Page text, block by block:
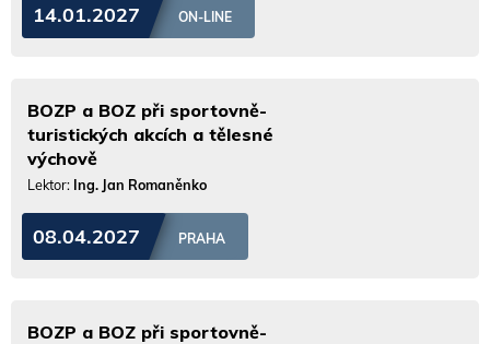
14.01.2027 ON-LINE
BOZP a BOZ při sportovně-
turistických akcích a tělesné
výchově
Lektor: Ing. Jan Romaněnko
08.04.2027 PRAHA
BOZP a BOZ při sportovně-